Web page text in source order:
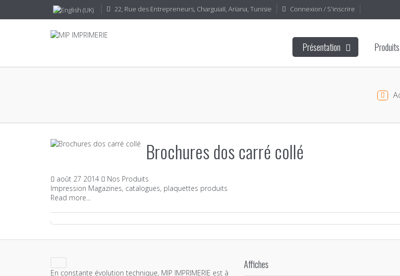
22, Rue des Entrepreneurs, CharguiaII, Ariana, Tunisie Connexion / S'inscrire
Présentation Produits
Brochures dos carré collé
août 27 2014
Nos Produits
Impression Magazines, catalogues, plaquettes produits
Read more...
En constante évolution technique, MIP IMPRIMERIE est à
Affiches